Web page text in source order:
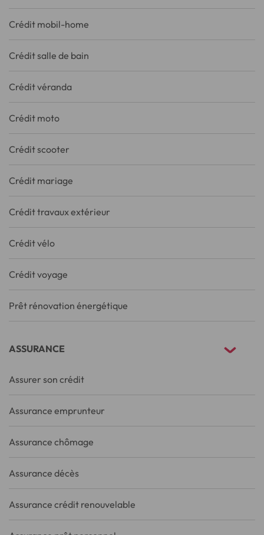
Crédit mobil-home
Crédit salle de bain
Crédit véranda
Crédit moto
Crédit scooter
Crédit mariage
Crédit travaux extérieur
Crédit vélo
Crédit voyage
Prêt rénovation énergétique
ASSURANCE
Assurer son crédit
Assurance emprunteur
Assurance chômage
Assurance décès
Assurance crédit renouvelable